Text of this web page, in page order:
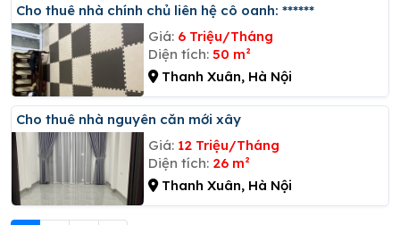
Cho thuê nhà chính chủ liên hệ cô oanh: ******
Giá: 6 Triệu/Tháng
Diện tích: 50 m²
Thanh Xuân, Hà Nội
Cho thuê nhà nguyên căn mới xây
Giá: 12 Triệu/Tháng
Diện tích: 26 m²
Thanh Xuân, Hà Nội